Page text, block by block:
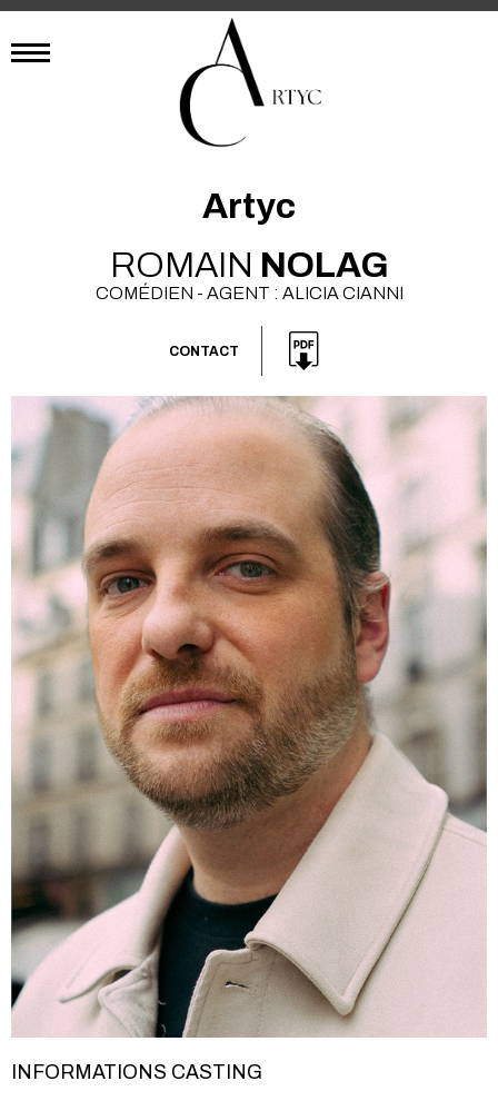
Artyc
ROMAIN NOLAG
COMÉDIEN - AGENT : ALICIA CIANNI
CONTACT
INFORMATIONS CASTING